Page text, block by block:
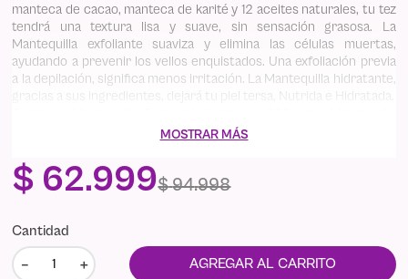
manteca de cacao, manteca de karité y 12 aceites naturales, tu tez
tendrá una textura lisa y suave, sin sensación grasosa. La
Mantequilla exfoliante suaviza y elimina las células muertas,
ayudando a prevenir los vellos enquistados. Una exfoliación previa
a la depilación, significa menos irritación. La Mantequilla hidratante,
Corporal Exfoliante 220 grs
mismo contenido según disponibilidad.
*La cartuchera puede variar su diseño según disponibilidad
MOSTRAR MÁS
$ 62.999$ 94.998
Cantidad
＋
－ AGREGAR AL CARRITO